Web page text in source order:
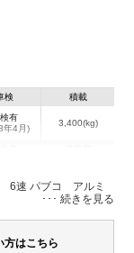
検
有
年4月)
積載
3,400(kg)
無
速 パブコ アルミ
方はこちら